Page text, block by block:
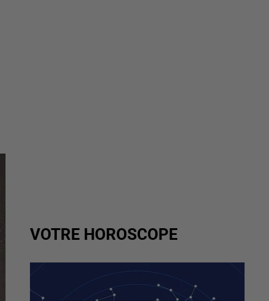
VOTRE HOROSCOPE